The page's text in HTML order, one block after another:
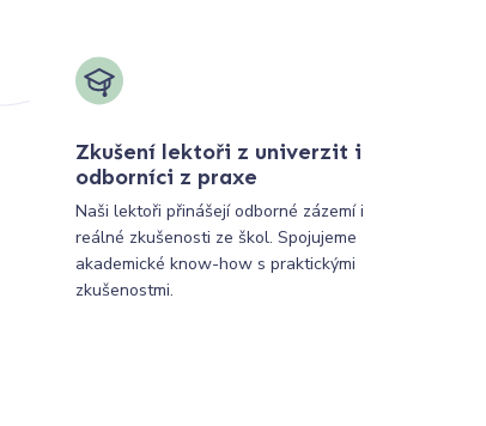
Zkušení lektoři z univerzit i
odborníci z praxe
Naši lektoři přinášejí odborné zázemí i
reálné zkušenosti ze škol. Spojujeme
akademické know-how s praktickými
zkušenostmi.